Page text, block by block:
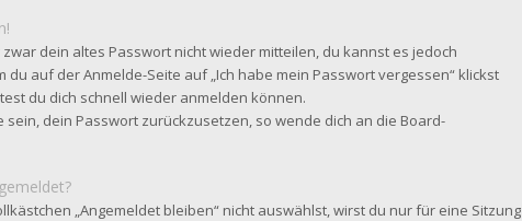
dein altes Passwort nicht wieder mitteilen, du kannst es jedoch
du auf der Anmelde-Seite auf „Ich habe mein Passwort vergessen“ klickst
du dich schnell wieder anmelden können.
sein, dein Passwort zurückzusetzen, so wende dich an die Board-
„Angemeldet bleiben“ nicht auswählst, wirst du nur für eine Sitzung